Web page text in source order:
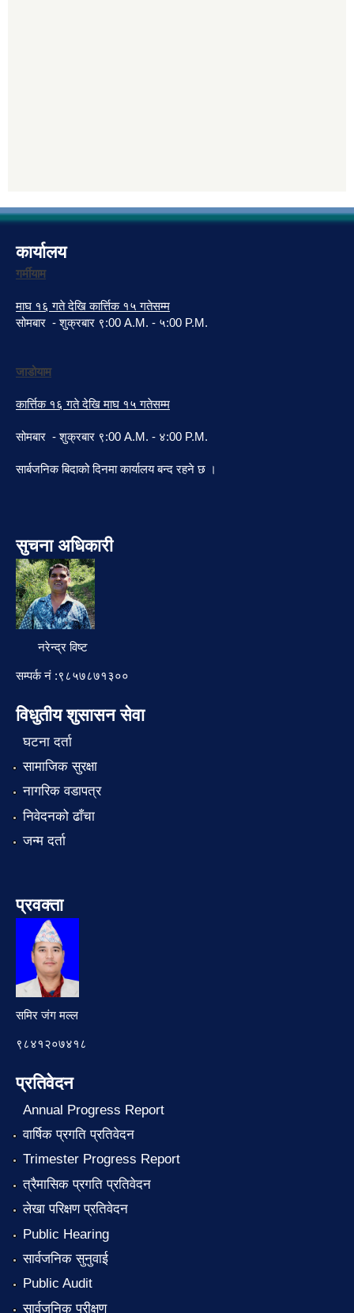
कार्यालय
गर्मीयाम
माघ १६ गते देखि कार्त्तिक १५ गतेसम्म
सोमबार - शुक्रबार ९:00 A.M. - ५:00 P.M.
जाडोयाम
कार्त्तिक १६ गते देखि माघ १५ गतेसम्म
सोमबार - शुक्रबार ९:00 A.M. - ४:00 P.M.
सार्बजनिक बिदाको दिनमा कार्यालय बन्द रहने छ ।
सुचना अधिकारी
नरेन्द्र विष्ट
सम्पर्क नं :९८५७८७१३००
विधुतीय शुसासन सेवा
घटना दर्ता
सामाजिक सुरक्षा
नागरिक वडापत्र
निवेदनको ढाँचा
जन्म दर्ता
प्रवक्ता
समिर जंग मल्ल
९८४१२०७४१८
प्रतिवेदन
Annual Progress Report
वार्षिक प्रगति प्रतिवेदन
Trimester Progress Report
त्रैमासिक प्रगति प्रतिवेदन
लेखा परिक्षण प्रतिवेदन
Public Hearing
सार्वजनिक सुनुवाई
Public Audit
सार्वजनिक परीक्षण